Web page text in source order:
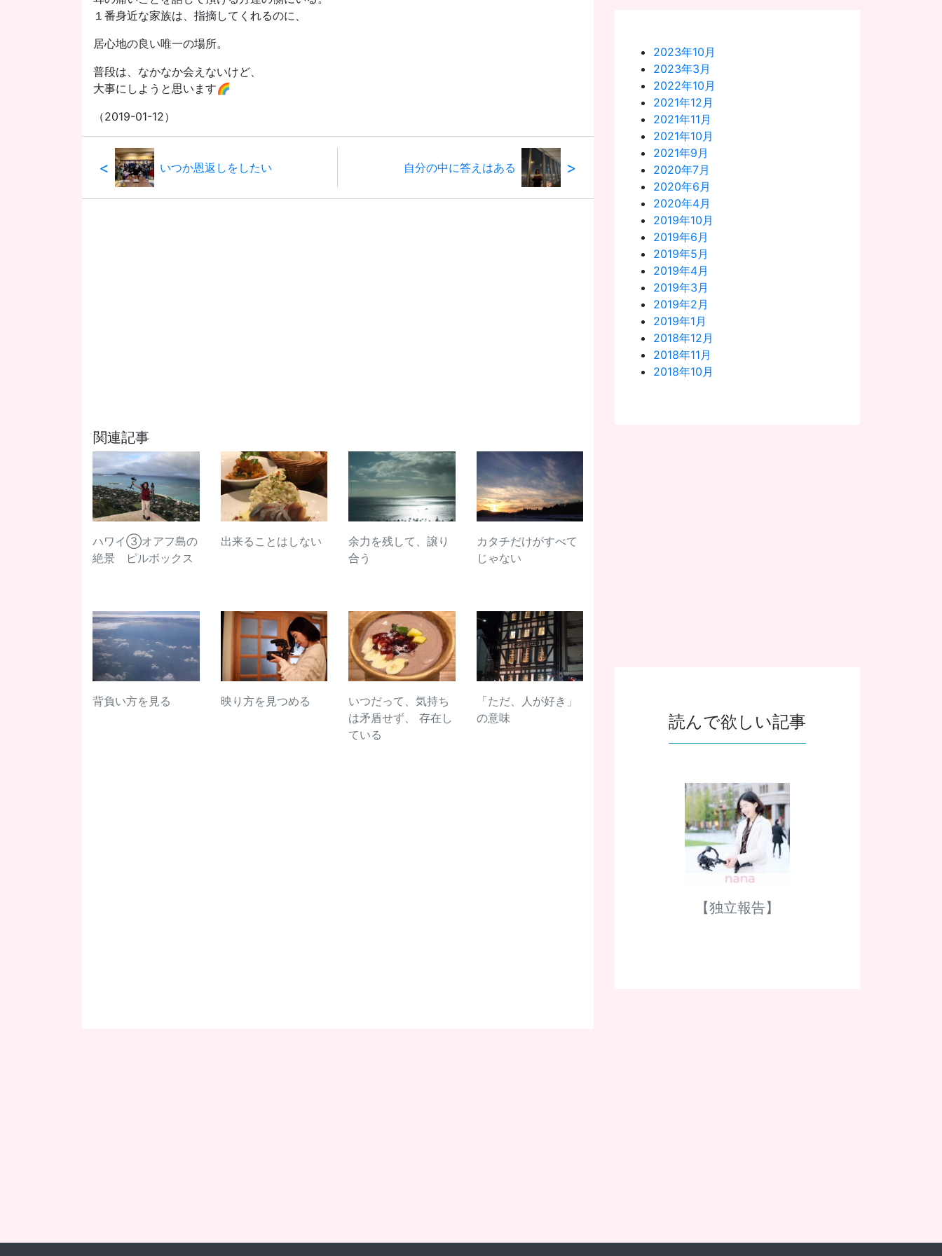
１番身近な家族は、指摘してくれるのに、
居心地の良い唯一の場所。
普段は、なかなか会えないけど、
大事にしようと思います🌈
（2019-01-12）
< いつか恩返しをしたい 自分の中に答えはある >
関連記事
ハワイ③オアフ島の
絶景 ピルボックス
出来ることはしない
余力を残して、譲り
合う
カタチだけがすべて
じゃない
背負い方を見る 映り方を見つめる
いつだって、気持ち
は矛盾せず、 存在し
ている
「ただ、人が好き」
の意味
2023年10月
2023年3月
2022年10月
2021年12月
2021年11月
2021年10月
2021年9月
2020年7月
2020年6月
2020年4月
2019年10月
2019年6月
2019年5月
2019年4月
2019年3月
2019年2月
2019年1月
2018年12月
2018年11月
2018年10月
読んで欲しい記事
【独立報告】